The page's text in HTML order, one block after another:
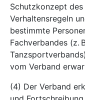
Schutzkonzept
Verhaltensregeln
bestimmte
Fachverbandes (z.
vom Verband
(4) Der Verband